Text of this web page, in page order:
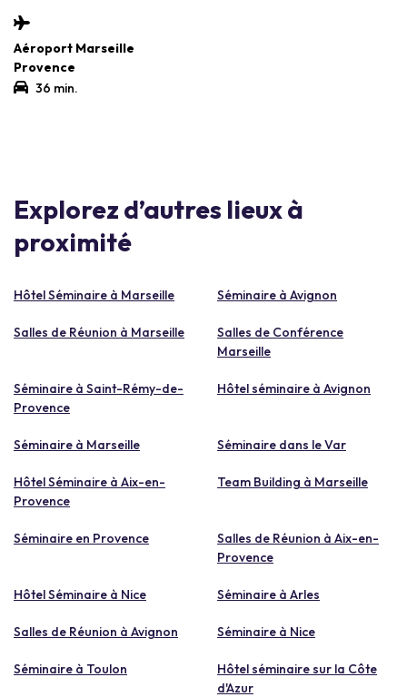
Aéroport Marseille
Provence
36 min.
Explorez d’autres lieux à
proximité
Hôtel Séminaire à Marseille Séminaire à Avignon
Salles de Réunion à Marseille
Salles de Conférence
Marseille
Séminaire à Saint-Rémy-de-
Provence
Hôtel séminaire à Avignon
Séminaire à Marseille Séminaire dans le Var
Hôtel Séminaire à Aix-en-
Provence
Team Building à Marseille
Séminaire en Provence
Salles de Réunion à Aix-en-
Provence
Hôtel Séminaire à Nice Séminaire à Arles
Salles de Réunion à Avignon Séminaire à Nice
Séminaire à Toulon
Hôtel séminaire sur la Côte
d'Azur